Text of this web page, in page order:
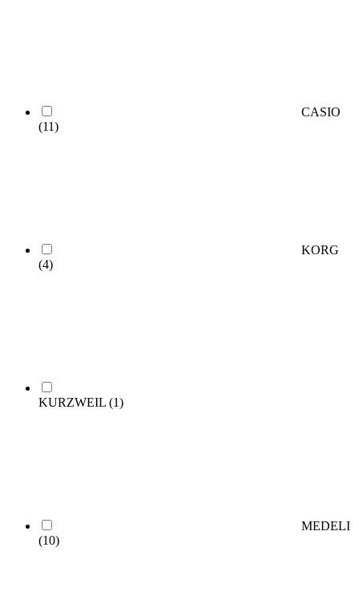
CASIO
(11)
KORG
(4)
KURZWEIL (1)
MEDELI
(10)